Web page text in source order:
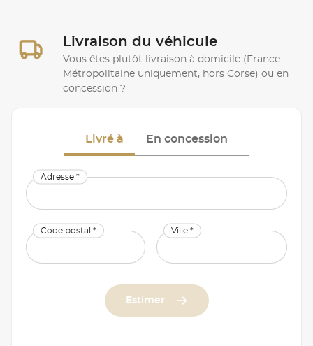
Livraison du véhicule
Vous êtes plutôt livraison à domicile (France
Métropolitaine uniquement, hors Corse) ou en
concession ?
Livré à En concession
Adresse *
Code postal * Ville *
Estimer